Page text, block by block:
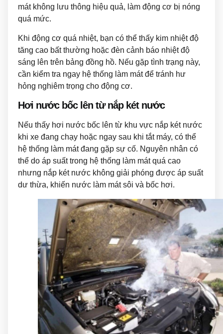
mát không lưu thông hiệu quả, làm động cơ bị nóng
quá mức.
Khi động cơ quá nhiệt, bạn có thể thấy kim nhiệt độ
tăng cao bất thường hoặc đèn cảnh báo nhiệt độ
sáng lên trên bảng đồng hồ. Nếu gặp tình trạng này,
cần kiểm tra ngay hệ thống làm mát để tránh hư
hỏng nghiêm trọng cho động cơ.
Hơi nước bốc lên từ nắp két nước
Nếu thấy hơi nước bốc lên từ khu vực nắp két nước
khi xe đang chạy hoặc ngay sau khi tắt máy, có thể
hệ thống làm mát đang gặp sự cố. Nguyên nhân có
thể do áp suất trong hệ thống làm mát quá cao
nhưng nắp két nước không giải phóng được áp suất
dư thừa, khiến nước làm mát sôi và bốc hơi.